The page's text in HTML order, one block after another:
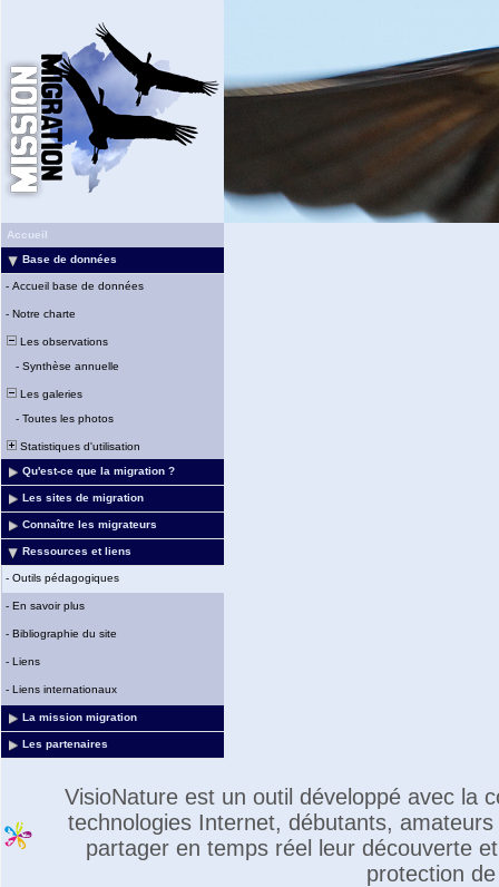
Accueil
Base de données
- Accueil base de données
- Notre charte
Les observations
- Synthèse annuelle
Les galeries
- Toutes les photos
Statistiques d'utilisation
Qu'est-ce que la migration ?
Les sites de migration
Connaître les migrateurs
Ressources et liens
- Outils pédagogiques
- En savoir plus
- Bibliographie du site
- Liens
- Liens internationaux
La mission migration
Les partenaires
VisioNature est un outil développé avec la
technologies Internet, débutants,
partager en temps réel leur découverte
protection